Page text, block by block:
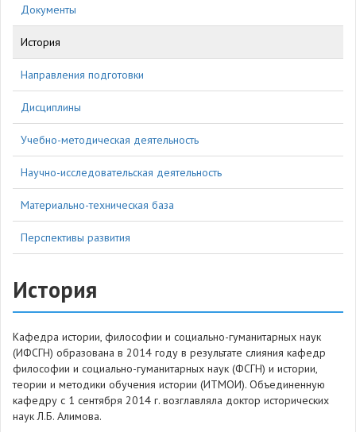
Документы
История
Направления подготовки
Дисциплины
Учебно-методическая деятельность
Научно-исследовательская деятельность
Материально-техническая база
Перспективы развития
История
Кафедра истории, философии и социально-гуманитарных наук
(ИФСГН) образована в 2014 году в результате слияния кафедр
философии и социально-гуманитарных наук (ФСГН) и истории,
теории и методики обучения истории (ИТМОИ). Объединенную
кафедру с 1 сентября 2014 г. возглавляла доктор исторических
наук Л.Б. Алимова.